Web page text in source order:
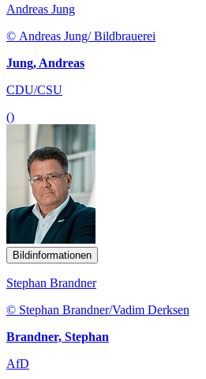
Andreas Jung
© Andreas Jung/ Bildbrauerei
Jung, Andreas
CDU/CSU
()
Bildinformationen
Stephan Brandner
© Stephan Brandner/Vadim Derksen
Brandner, Stephan
AfD